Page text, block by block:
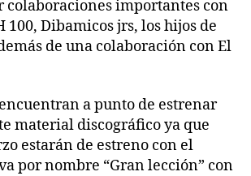
colaboraciones importantes con
100, Dibamicos jrs, los hijos de
de una colaboración con El
a punto de estrenar
material discográfico ya que
estarán de estreno con el
por nombre “Gran lección” con